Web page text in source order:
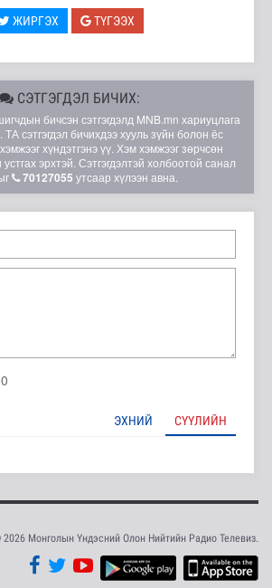
ЖИРГЭХ ТҮГЭЭХ
СЭТГЭГДЭЛ БИЧИХ:
бичсэн сэтгэгдэлд MNB.mn хариуцлага
ТА сэтгэгдэл бичихдээ хууль зүйн болон ёс
хүндэтгэнэ үү. Хэм хэмжээг зөрчсөн
устгах эрхтэй. Сэтгэгдэлтэй холбоотой санал
70127055 утсаар хүлээн авна.
ЭХНИЙ СҮҮЛИЙН
Монголын Үндэсний Олон Нийтийн Радио Телевиз.